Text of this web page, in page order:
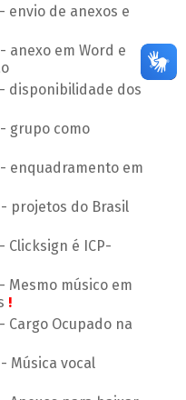
- envio de anexos e
- anexo em Word e
- disponibilidade dos
- grupo como
- enquadramento em
- projetos do Brasil
- Clicksign é ICP-
- Mesmo músico em
!
- Cargo Ocupado na
- Música vocal